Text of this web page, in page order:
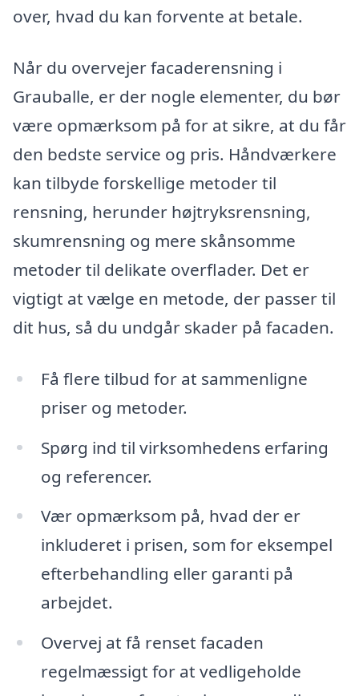
over, hvad du kan forvente at betale.
Når du overvejer facaderensning i
Grauballe, er der nogle elementer, du bør
være opmærksom på for at sikre, at du får
den bedste service og pris. Håndværkere
kan tilbyde forskellige metoder til
rensning, herunder højtryksrensning,
skumrensning og mere skånsomme
metoder til delikate overflader. Det er
vigtigt at vælge en metode, der passer til
dit hus, så du undgår skader på facaden.
Få flere tilbud for at sammenligne
priser og metoder.
Spørg ind til virksomhedens erfaring
og referencer.
Vær opmærksom på, hvad der er
inkluderet i prisen, som for eksempel
efterbehandling eller garanti på
arbejdet.
Overvej at få renset facaden
regelmæssigt for at vedligeholde